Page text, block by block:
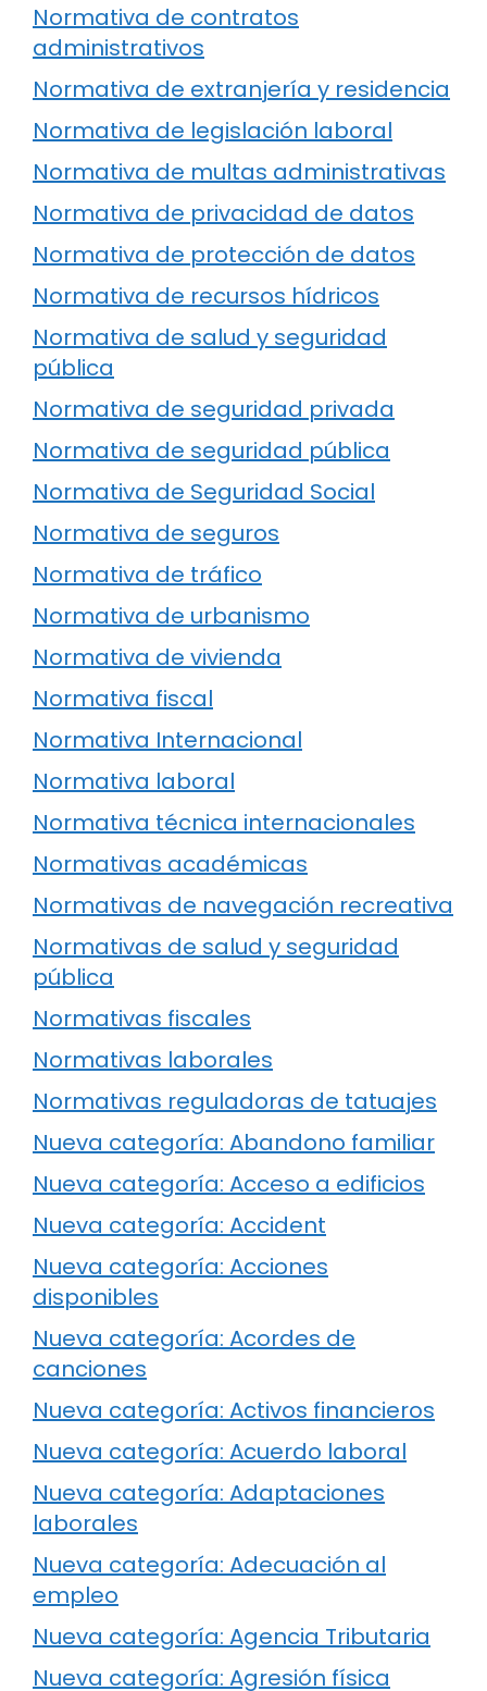
Normativa de contratos
administrativos
Normativa de extranjería y residencia
Normativa de legislación laboral
Normativa de multas administrativas
Normativa de privacidad de datos
Normativa de protección de datos
Normativa de recursos hídricos
Normativa de salud y seguridad
pública
Normativa de seguridad privada
Normativa de seguridad pública
Normativa de Seguridad Social
Normativa de seguros
Normativa de tráfico
Normativa de urbanismo
Normativa de vivienda
Normativa fiscal
Normativa Internacional
Normativa laboral
Normativa técnica internacionales
Normativas académicas
Normativas de navegación recreativa
Normativas de salud y seguridad
pública
Normativas fiscales
Normativas laborales
Normativas reguladoras de tatuajes
Nueva categoría: Abandono familiar
Nueva categoría: Acceso a edificios
Nueva categoría: Accident
Nueva categoría: Acciones
disponibles
Nueva categoría: Acordes de
canciones
Nueva categoría: Activos financieros
Nueva categoría: Acuerdo laboral
Nueva categoría: Adaptaciones
laborales
Nueva categoría: Adecuación al
empleo
Nueva categoría: Agencia Tributaria
Nueva categoría: Agresión física